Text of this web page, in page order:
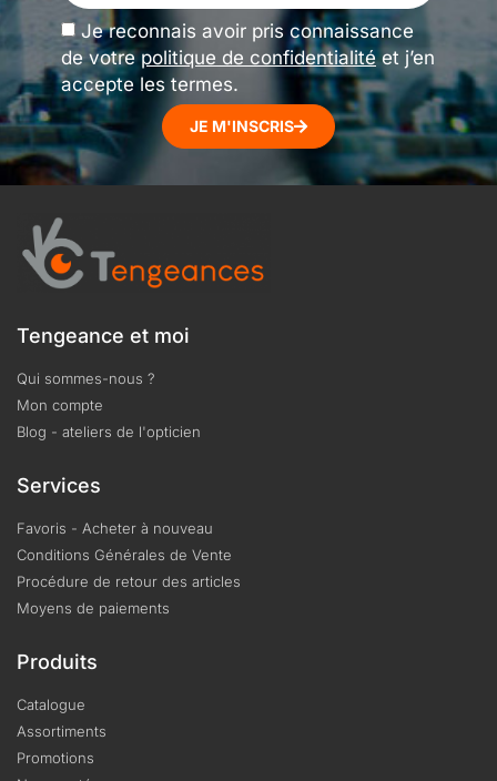
Je reconnais avoir pris connaissance
de votrepolitique de confidentialitéet j’en
accepte les termes.
JE M'INSCRIS
Tengeance et moi
Qui sommes-nous ?
Mon compte
Blog - ateliers de l'opticien
Services
Favoris - Acheter à nouveau
Conditions Générales de Vente
Procédure de retour des articles
Moyens de paiements
Produits
Catalogue
Assortiments
Promotions